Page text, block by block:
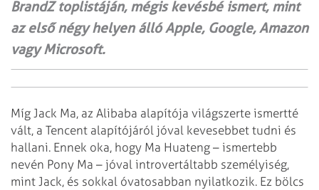
BrandZ toplistáján, mégis kevésbé ismert, mint
az első négy helyen álló Apple, Google, Amazon
vagy Microsoft.
Míg Jack Ma, az Alibaba alapítója világszerte ismertté
vált, a Tencent alapítójáról jóval kevesebbet tudni és
hallani. Ennek oka, hogy Ma Huateng – ismertebb
nevén Pony Ma – jóval introvertáltabb személyiség,
mint Jack, és sokkal óvatosabban nyilatkozik. Ez bölcs